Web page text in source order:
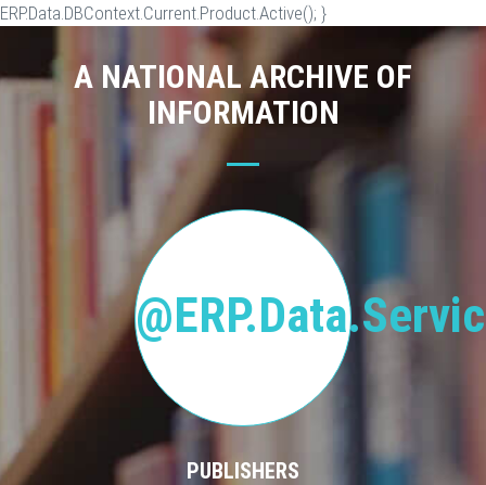
ERP.Data.DBContext.Current.Product.Active(); }
A NATIONAL ARCHIVE OF
INFORMATION
PUBLISHERS